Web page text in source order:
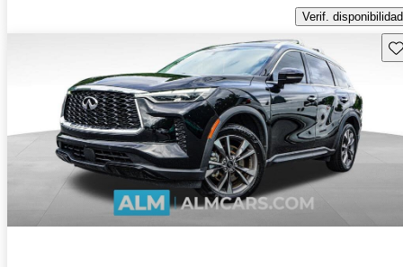
Verif. disponibilidad